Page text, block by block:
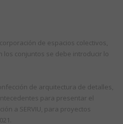
de espacios colectivos,
los conjuntos se debe introducir lo
de arquitectura de detalles,
para presentar el
a SERVIU, para proyectos